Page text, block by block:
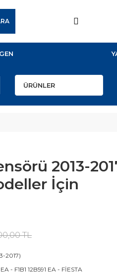
2013-
İçin
TL
2017)
EA - F1B1 12B591 EA - FİESTA